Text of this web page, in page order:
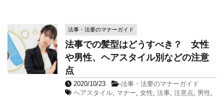
法事・法要のマナーガイド
法事での髪型はどうすべき？ 女性
や男性、ヘアスタイル別などの注意
点
2020/10/23 -法事・法要のマナーガイド
ヘアスタイル マナー 女性 法事 注意点 男性